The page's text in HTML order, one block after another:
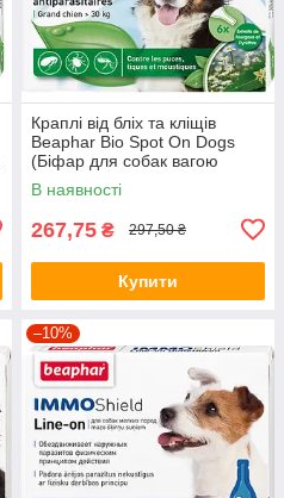
Краплі від бліх та кліщів
Beaphar Bio Spot On Dogs
(Біфар для собак вагою
30кг+) 1піпетка
В наявності
267,75 ₴ 297,50 ₴
Купити
–10%